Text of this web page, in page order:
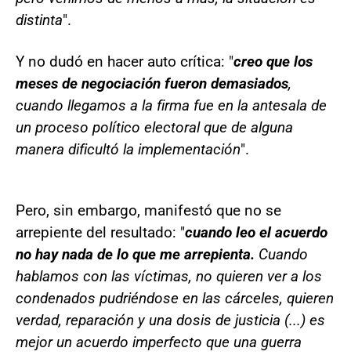
distinta".
Y no dudó en hacer auto crítica: "creo que los
meses de negociación fueron demasiados,
cuando llegamos a la firma fue en la antesala de
un proceso político electoral que de alguna
manera dificultó la implementación".
Pero, sin embargo, manifestó que no se
arrepiente del resultado: "cuando leo el acuerdo
no hay nada de lo que me arrepienta. Cuando
hablamos con las víctimas, no quieren ver a los
condenados pudriéndose en las cárceles, quieren
verdad, reparación y una dosis de justicia (...) es
mejor un acuerdo imperfecto que una guerra